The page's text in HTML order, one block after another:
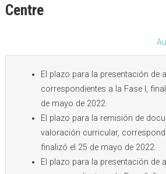
Centre
El plazo para la presentación de
correspondientes a la Fase I,
de mayo de 2022.
El plazo para la remisión de
valoración curricular,
finalizó el 25 de mayo de 2022.
El plazo para la presentación de